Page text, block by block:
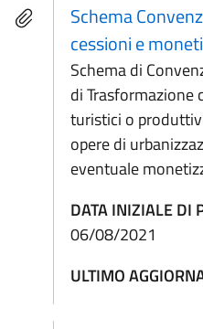
Schema
cessioni e
Schema di
di Trasformazione
turistici o
opere di
eventuale
DATA INIZIALE DI
06/08/2021
ULTIMO